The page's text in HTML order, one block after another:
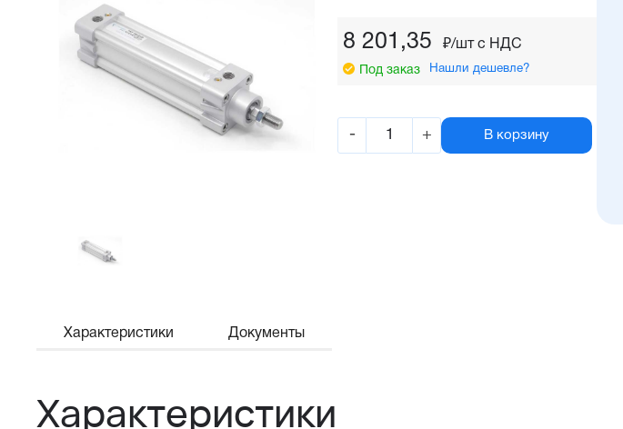
8 201,35 ₽/шт c НДС
Под заказ Нашли дешевле?
- + В корзину
Характеристики Документы
Характеристики